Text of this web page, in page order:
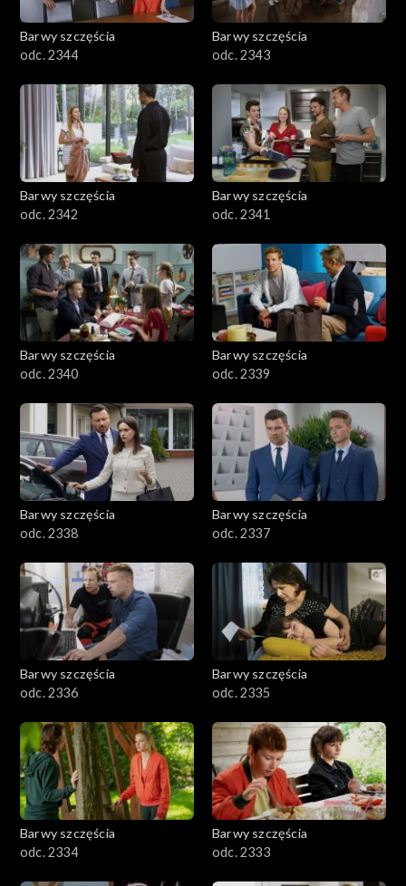
Barwy szczęścia
odc. 2344
Barwy szczęścia
odc. 2343
Barwy szczęścia
odc. 2342
Barwy szczęścia
odc. 2341
Barwy szczęścia
odc. 2340
Barwy szczęścia
odc. 2339
Barwy szczęścia
odc. 2338
Barwy szczęścia
odc. 2337
Barwy szczęścia
odc. 2336
Barwy szczęścia
odc. 2335
Barwy szczęścia
odc. 2334
Barwy szczęścia
odc. 2333